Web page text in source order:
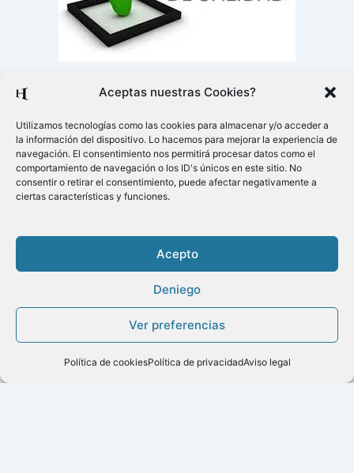
Aceptas nuestras Cookies?
Utilizamos tecnologías como las cookies para almacenar y/o acceder a
la información del dispositivo. Lo hacemos para mejorar la experiencia de
navegación. El consentimiento nos permitirá procesar datos como el
comportamiento de navegación o los ID's únicos en este sitio. No
consentir o retirar el consentimiento, puede afectar negativamente a
ciertas características y funciones.
Acepto
Deniego
Ver preferencias
Política de cookiesPolítica de privacidadAviso legal
Copyright ©2020
Menú